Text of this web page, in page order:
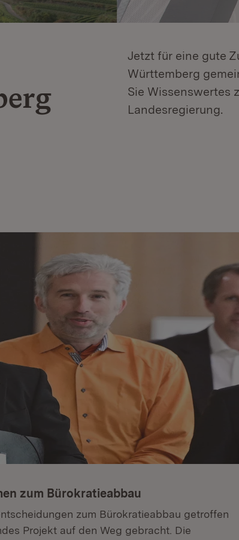
Jetzt für eine gute
Württemberg
Sie Wissenswertes
Landesregierung.
zum Bürokratieabbau
zum Bürokratieabbau getroffen
Projekt auf den Weg gebracht. Die